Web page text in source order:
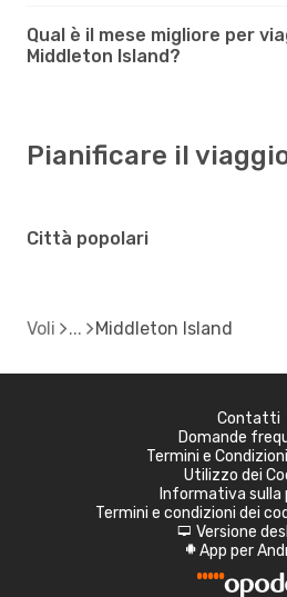
Qual è il mese migliore per
Middleton Island?
Pianificare il
Città popolari
Voli Middleton Island
Contatti
Domande
Termini e
Utilizzo dei
Informativa sulla
Termini e condizioni dei
d Versione
A App per